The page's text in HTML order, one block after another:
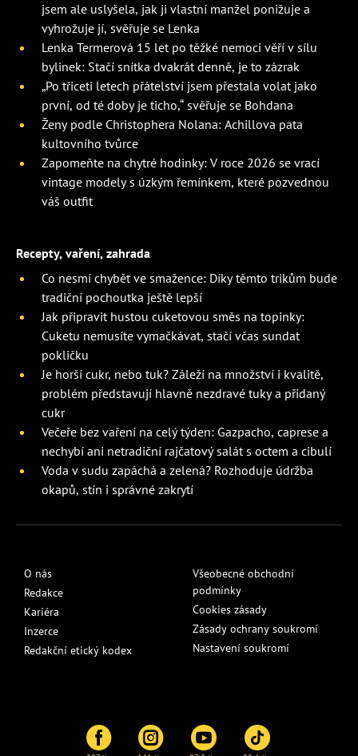
jsem ale uslyšela, jak ji vlastní manžel ponižuje a
vyhrožuje jí, svěřuje se Lenka
Lenka Termerová 15 let po těžké nemoci věří v sílu
bylinek: Stačí snítka dvakrát denně, je to zázrak
„Po třiceti letech přátelství jsem přestala volat jako
první, od té doby je ticho,“ svěřuje se Bohdana
Ženy podle Christophera Nolana: Achillova pata
kultovního tvůrce
Zapomeňte na chytré hodinky: V roce 2026 se vrací
vintage modely s úzkým řemínkem, které pozvednou
váš outfit
Recepty, vaření, zahrada
Co nesmí chybět ve smažence: Díky těmto trikům bude
tradiční pochoutka ještě lepší
Jak připravit hustou cuketovou směs na topinky:
Cuketu nemusíte vymačkávat, stačí včas sundat
pokličku
Je horší cukr, nebo tuk? Záleží na množství i kvalitě,
problém představují hlavně nezdravé tuky a přidaný
cukr
Večeře bez vaření na celý týden: Gazpacho, caprese a
nechybí ani netradiční rajčatový salát s octem a cibulí
Voda v sudu zapáchá a zelená? Rozhoduje údržba
okapů, stín i správné zakrytí
O nás
Redakce
Kariéra
Inzerce
Redakční etický kodex
Všeobecné obchodní
podmínky
Cookies zásady
Zásady ochrany soukromí
Nastavení soukromí